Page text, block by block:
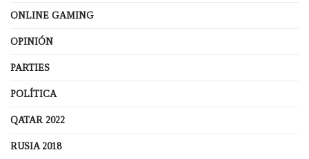
ONLINE GAMING
OPINIÓN
PARTIES
POLÍTICA
QATAR 2022
RUSIA 2018